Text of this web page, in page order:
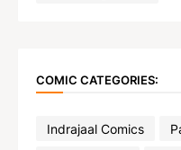
COMIC CATEGORIES:
Indrajaal Comics